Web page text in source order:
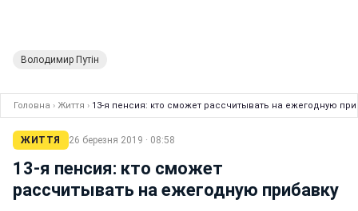
Володимир Путін
Головна › Життя › 13-я пенсия: кто сможет рассчитывать на ежегодную
ЖИТТЯ 26 березня 2019 · 08:58
13-я пенсия: кто сможет
рассчитывать на ежегодную прибавку